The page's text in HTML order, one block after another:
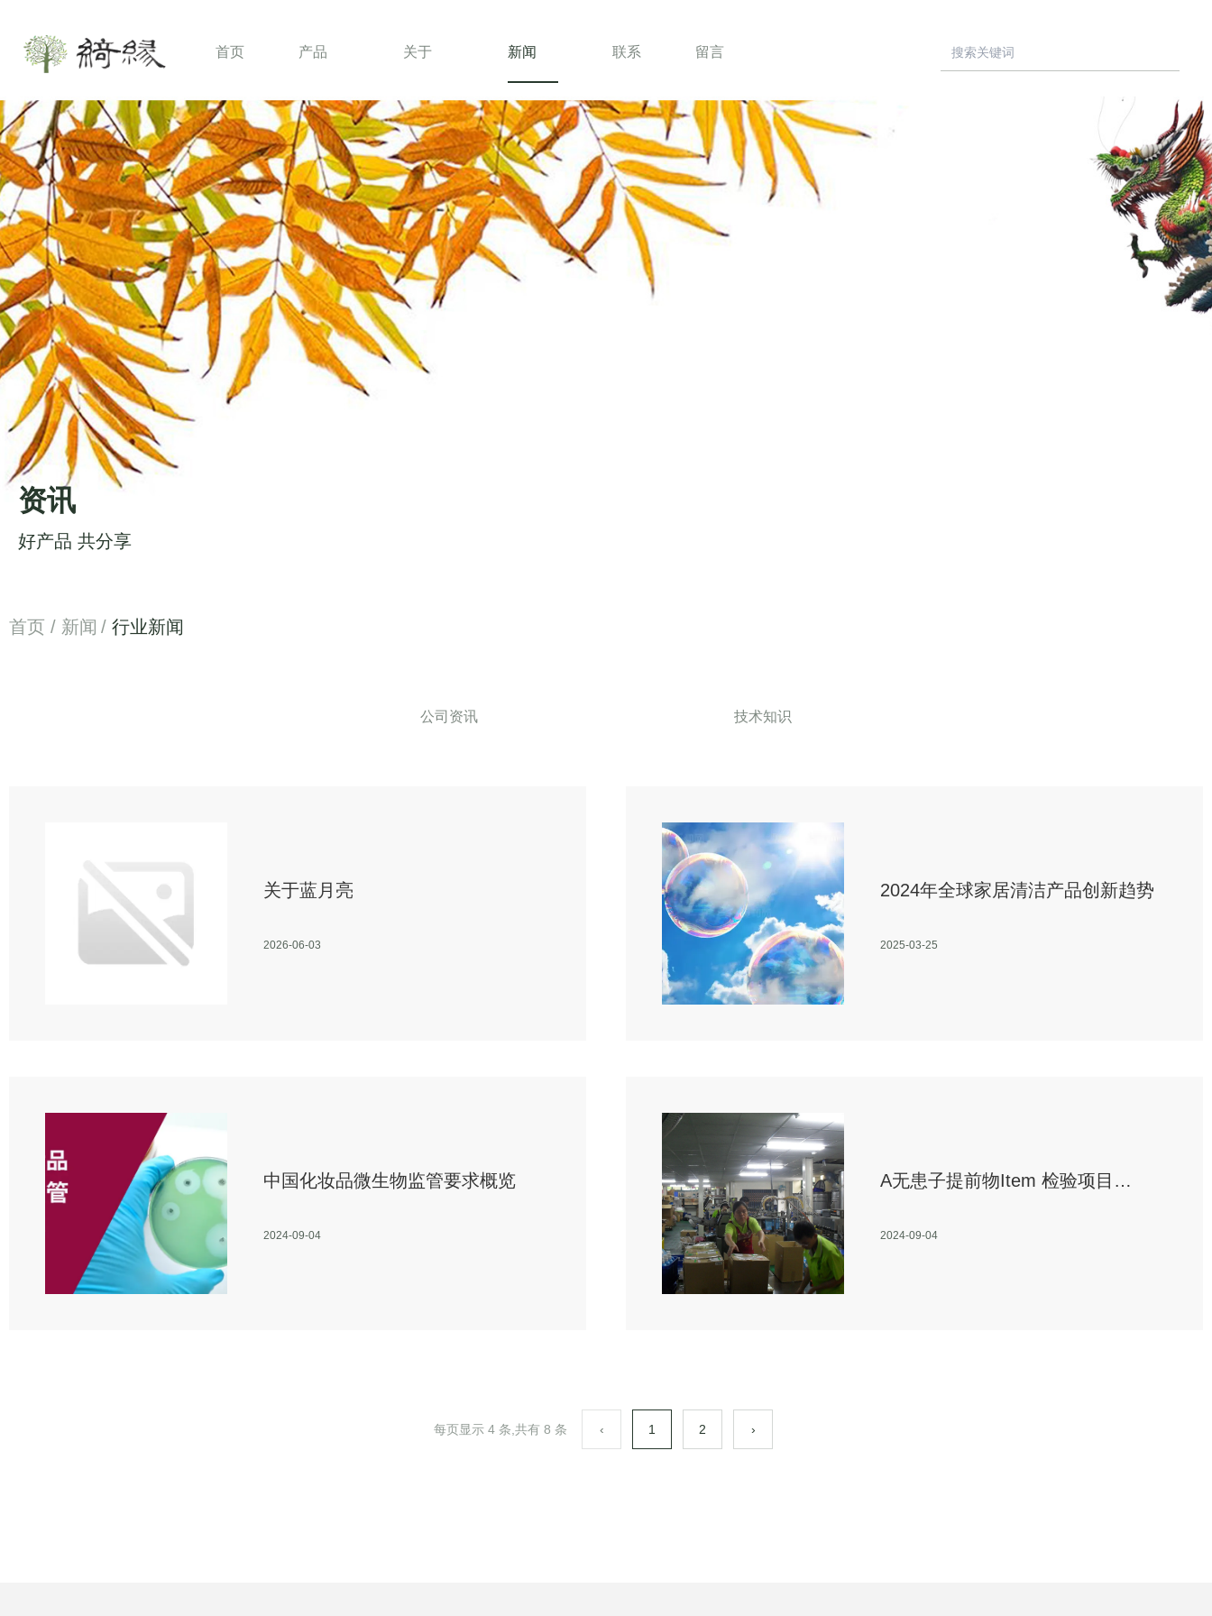
首页 产品 关于 新闻 联系 留言
资讯
好产品 共分享
首页 / 新闻 / 行业新闻
公司资讯 技术知识
关于蓝月亮
2026-06-03
2024年全球家居清洁产品创新趋势
2025-03-25
中国化妆品微生物监管要求概览
2024-09-04
A无患子提前物Item 检验项目
Methods 检验方法
2024-09-04
每页显示 4 条,共有 8 条 ‹ 1 2 ›